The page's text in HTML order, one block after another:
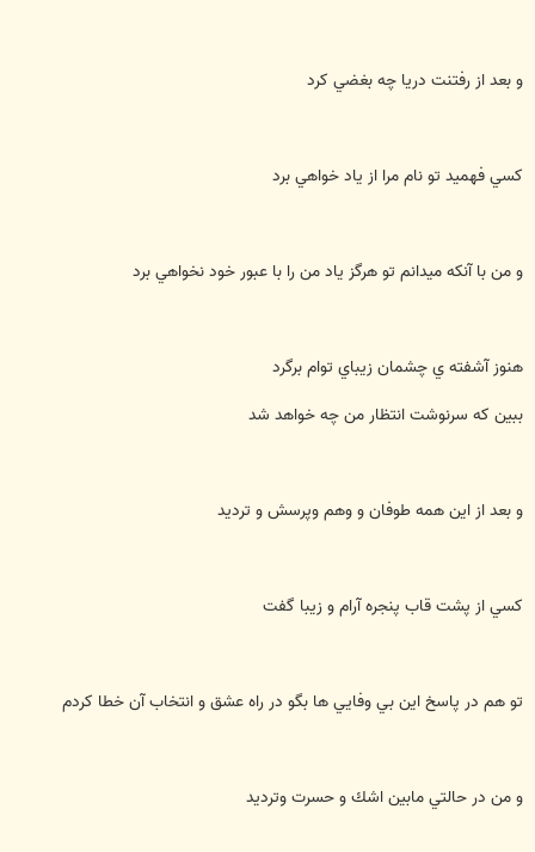
و بعد از رفتنت دريا چه بغضي کرد
كسي فهميد تو نام مرا از ياد خواهي برد
و من با آنكه ميدانم تو هرگز ياد من را با عبور خود نخواهي برد
هنوز آشفته ي چشمان زيباي توام برگرد
ببين كه سرنوشت انتظار من چه خواهد شد
و بعد از اين همه طوفان و وهم وپرسش و ترديد
كسي از پشت قاب پنجره آرام و زيبا گفت
تو هم در پاسخ اين بي وفايي ها بگو در راه عشق و انتخاب آن خطا كردم
و من در حالتي مابين اشك و حسرت وتردید